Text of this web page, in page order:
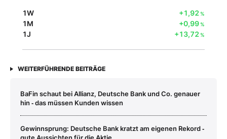
1W +1,92%
1M +0,99%
1J +13,72%
WEITERFÜHRENDE BEITRÄGE
BaFin schaut bei Allianz, Deutsche Bank und Co. genauer
hin ‑ das müssen Kunden wissen
Gewinnsprung: Deutsche Bank kratzt am eigenen Rekord ‑